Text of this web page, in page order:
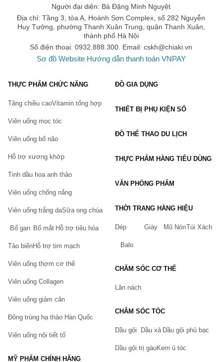
Hotline: 0932.888.300
Email: cskh@chiaki.vn
Địa chỉ: Tầng 3, tòa A, Hoành Sơn Complex, số 282 Nguyễn
Huy Tưởng, Thanh Xuân Trung, Thanh Xuân, Hà Nội.
<<------------------------------------->>
những quyền lợi:
Chiaki.vn
Hoàn tiền, đổi trả trong 5 ngày nếu có lỗi của nhà sản xuất và
hỏng hóc trong quá trình vận chuyển. (Xem thêm:
sách đổi trả hàng tại Chiaki
Quý khách có thể tham khảo
chúng tôi sẽ liên hệ lại Quý Khách trong thời gian ngắn nhất.
Lưu ý: Mọi thông tin trên đây chỉ mang tính chất tham khảo. Việc
lòng đọc kĩ thông tin chi tiết ở tờ rơi bên trong hộp sản phẩm.
Người đại diện: Bà Đặng Minh Nguyệt
Địa chỉ: Tầng 3, tòa A, Hoành Sơn Complex, số 282 Nguyễn
Huy Tưởng, phường Thanh Xuân Trung, quận Thanh Xuân,
thành phố Hà Nội
Số điện thoại: 0932.888.300. Email: cskh@chiaki.vn
Sơ đồ Website Hướng dẫn thanh toán VNPAY
THỰC PHẨM CHỨC NĂNG
Tăng chiều caoVitamin tổng hợp
Viên uống mọc tóc
Viên uống bổ não
Hỗ trợ xương khớp
Tinh dầu hoa anh thảo
Viên uống chống nắng
Viên uống trắng daSữa ong chúa
Bổ gan Bổ mắt Hỗ trợ tiêu hóa
Tảo biểnHỗ trợ tim mạch
Viên uống thơm cơ thể
Viên uống Collagen
Viên uống giảm cân
Đông trùng hạ thảo Hàn Quốc
Viên uống nội tiết tố
MỸ PHẨM CHÍNH HÃNG
ĐỒ GIA DỤNG
THIẾT BỊ PHỤ KIỆN SỐ
ĐỒ THỂ THAO DU LỊCH
THỰC PHẨM HÀNG TIÊU DÙNG
VĂN PHÒNG PHẨM
THỜI TRANG HÀNG HIỆU
Dép Giày Mũ NónTúi Xách
Balo
CHĂM SÓC CƠ THỂ
Lăn nách
CHĂM SÓC TÓC
Dầu gội Dầu xả Dầu gội phủ bạc
Dầu gội trị gàuKem ủ tóc